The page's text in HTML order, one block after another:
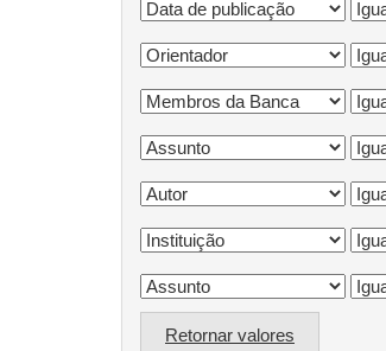
Retornar valores